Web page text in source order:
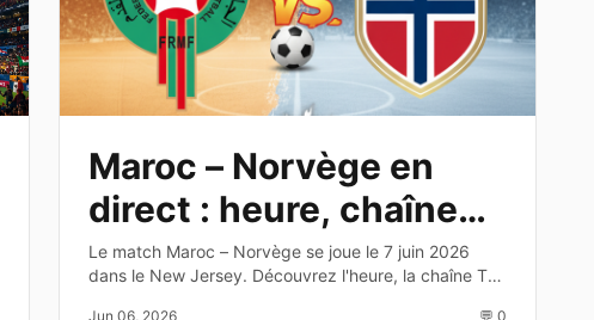
Maroc – Norvège en
direct : heure, chaîne
TV et dernier test avant
le Mondial 2026
Le match Maroc – Norvège se joue le 7 juin 2026
dans le New Jersey. Découvrez l'heure, la chaîne TV,
Jun 06, 2026 💬 0